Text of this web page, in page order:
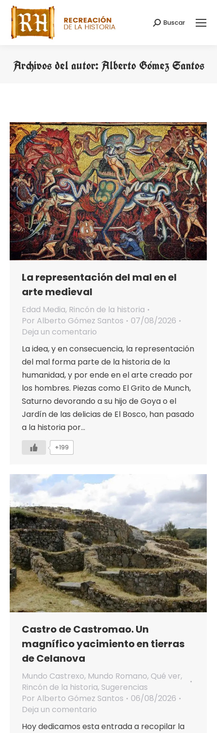
Buscar:
Buscar
Archivos del autor:Alberto Gómez Santos
La representación del mal en el
arte medieval
Edad Media, Rincón de la historia
Por Alberto Gómez Santos
07/08/2026
Deja un comentario
La idea, y en consecuencia, la representación
del mal forma parte de la historia de la
humanidad, y por ende en el arte creado por
los hombres. Piezas como El Grito de Munch,
Saturno devorando a su hijo de Goya o el
Jardín de las delicias de El Bosco, han pasado
a la historia por…
+199
Castro de Castromao. Un
magnífico yacimiento en tierras
de Celanova
Mundo Castrexo, Mundo Romano, Qué ver,
Rincón de la historia, Sugerencias
Por Alberto Gómez Santos
06/08/2026
Deja un comentario
Hoy dedicamos esta entrada a recopilar la